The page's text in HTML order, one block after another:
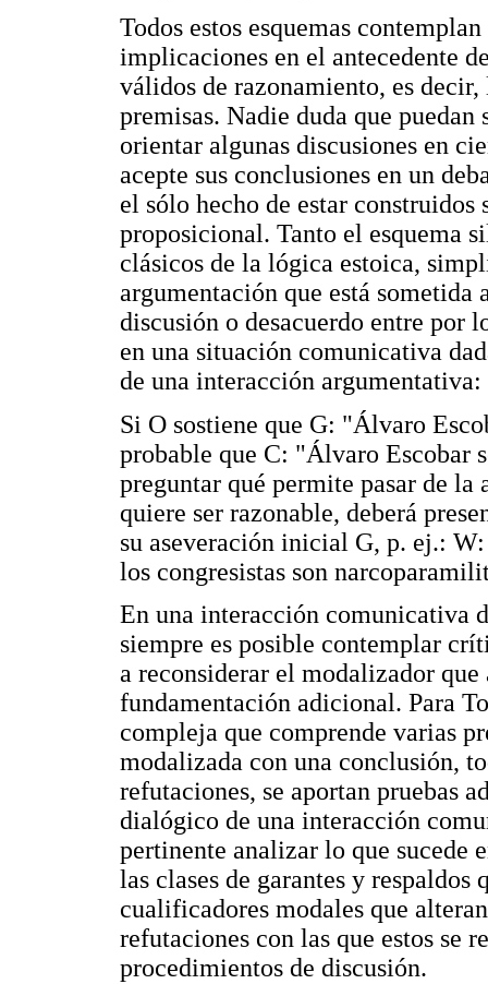
Todos estos esquemas
implicaciones en el antecedente
válidos de razonamiento, es
premisas. Nadie duda que
orientar algunas discusiones en
acepte sus conclusiones en un
el sólo hecho de estar
proposicional. Tanto el esquema
clásicos de la lógica estoica,
argumentación que está
discusión o desacuerdo entre por
en una situación comunicativa
de una interacción argumentativa:
Si O sostiene que G: "Álvaro
probable que C: "Álvaro Escobar
preguntar qué permite pasar de la
quiere ser razonable, deberá
su aseveración inicial G, p. ej.:
los congresistas son
En una interacción comunicativa
siempre es posible contemplar
a reconsiderar el modalizador
fundamentación adicional. Para
compleja que comprende varias
modalizada con una conclusión,
refutaciones, se aportan pruebas
dialógico de una interacción
pertinente analizar lo que sucede
las clases de garantes y respaldos
cualificadores modales que
refutaciones con las que estos se
procedimientos de discusión.